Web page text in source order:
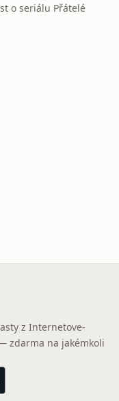
o seriálu Přátelé
z Internetove-
zdarma na jakémkoli